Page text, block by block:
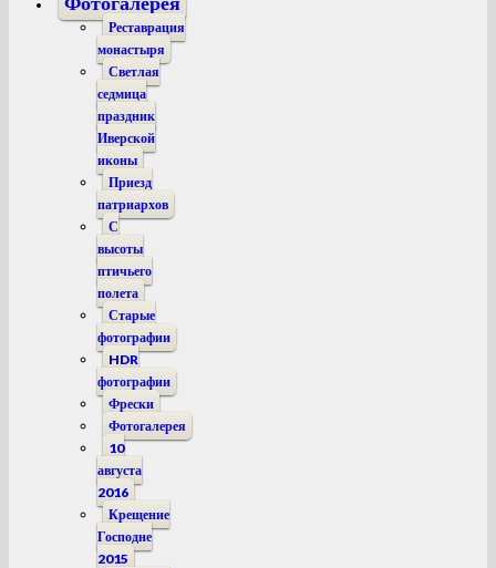
Реставрация
монастыря
Светлая
седмица
праздник
Иверской
иконы
Приезд
патриархов
С
высоты
птичьего
полета
Старые
фотографии
HDR
фотографии
Фрески
Фотогалерея
10
августа
2016
Крещение
Господне
2015